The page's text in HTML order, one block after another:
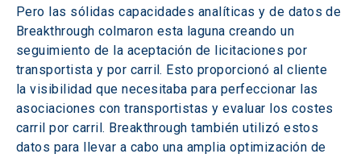
Pero las sólidas capacidades analíticas y de datos de
Breakthrough colmaron esta laguna creando un
seguimiento de la aceptación de licitaciones por
transportista y por carril. Esto proporcionó al cliente
la visibilidad que necesitaba para perfeccionar las
asociaciones con transportistas y evaluar los costes
carril por carril. Breakthrough también utilizó estos
datos para llevar a cabo una amplia optimización de